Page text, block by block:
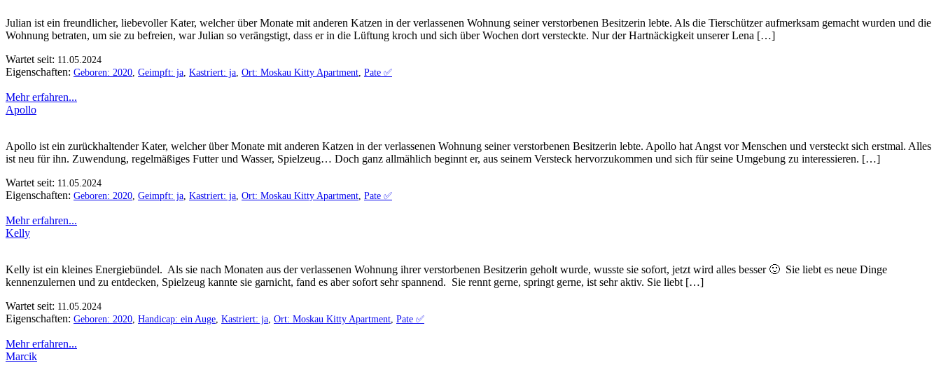
Julian ist ein freundlicher, liebevoller Kater, welcher über Monate mit anderen Katzen in der verlassenen Wohnung seiner verstorbenen Besitzerin lebte. Als die Tierschützer aufmerksam gemacht wurden und die
Wohnung betraten, um sie zu befreien, war Julian so verängstigt, dass er in die Lüftung kroch und sich über Wochen dort versteckte. Nur der Hartnäckigkeit unserer Lena […]
Wartet seit: 11.05.2024
Eigenschaften: Geboren: 2020 Geimpft: ja Kastriert: ja Ort: Moskau Kitty Apartment Pate ✅️
Mehr erfahren...
Apollo
Apollo ist ein zurückhaltender Kater, welcher über Monate mit anderen Katzen in der verlassenen Wohnung seiner verstorbenen Besitzerin lebte. Apollo hat Angst vor Menschen und versteckt sich erstmal. Alles
ist neu für ihn. Zuwendung, regelmäßiges Futter und Wasser, Spielzeug… Doch ganz allmählich beginnt er, aus seinem Versteck hervorzukommen und sich für seine Umgebung zu interessieren. […]
Wartet seit: 11.05.2024
Eigenschaften: Geboren: 2020 Geimpft: ja Kastriert: ja Ort: Moskau Kitty Apartment Pate ✅️
Mehr erfahren...
Kelly
Kelly ist ein kleines Energiebündel. Als sie nach Monaten aus der verlassenen Wohnung ihrer verstorbenen Besitzerin geholt wurde, wusste sie sofort, jetzt wird alles besser 🙂 Sie liebt es neue Dinge
kennenzulernen und zu entdecken, Spielzeug kannte sie garnicht, fand es aber sofort sehr spannend. Sie rennt gerne, springt gerne, ist sehr aktiv. Sie liebt […]
Wartet seit: 11.05.2024
Eigenschaften: Geboren: 2020 Handicap: ein Auge Kastriert: ja Ort: Moskau Kitty Apartment Pate ✅️
Mehr erfahren...
Marcik